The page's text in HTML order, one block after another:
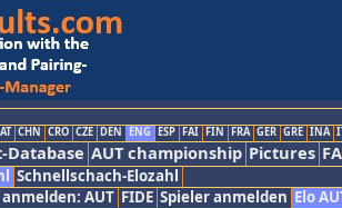
CHN CRO CZE DEN ENG ESP FAI FIN FRA GER GRE INA
Database AUT championship Pictures
Schnellschach-Elozahl
AUT FIDE Spieler anmelden Elo